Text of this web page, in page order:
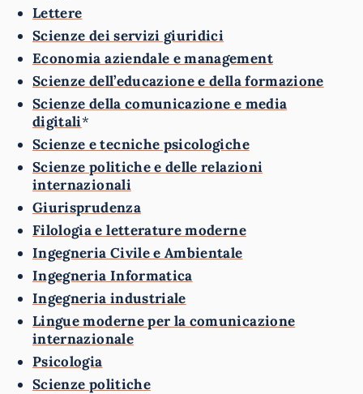
Lettere
Scienze dei servizi giuridici
Economia aziendale e management
Scienze dell’educazione e della formazione
Scienze della comunicazione e media
digitali*
Scienze e tecniche psicologiche
Scienze politiche e delle relazioni
internazionali
Giurisprudenza
Filologia e letterature moderne
Ingegneria Civile e Ambientale
Ingegneria Informatica
Ingegneria industriale
Lingue moderne per la comunicazione
internazionale
Psicologia
Scienze politiche